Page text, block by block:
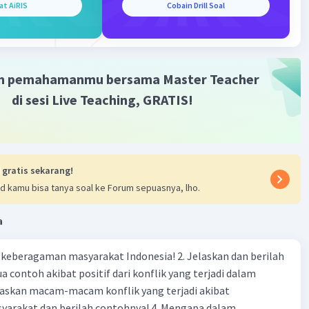
Level 100
– Proses mengubah nitrogen bebas (N₂) di
senyawa yang bisa digunakan oleh makhluk hidup,
(NH₃) atau nitrat (NO₃⁻), melalui bakteri di tanah
– Proses penguraian bahan organik (sisa makhluk
bakteri dan jamur menjadi amonia (NH₃) atau ion
– Proses mengubah amonia (NH₃) atau amonium (NH₄⁺)
AiRIS Cobain Drill Soal
pemahamanmu bersama Master Teacher
di sesi Live Teaching, GRATIS!
gratis sekarang!
kamu bisa tanya soal ke Forum sepuasnya, lho.
masyarakat Indonesia! 2. Jelaskan dan berilah
contoh akibat positif dari konflik yang terjadi dalam